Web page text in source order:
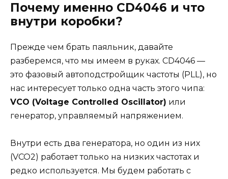
Почему именно CD4046 и что
внутри коробки?
Прежде чем брать паяльник, давайте
разберемся, что мы имеем в руках. CD4046 —
это фазовый автоподстройщик частоты (PLL), но
нас интересует только одна часть этого чипа:
VCO (Voltage Controlled Oscillator) или
генератор, управляемый напряжением.
Внутри есть два генератора, но один из них
(VCO2) работает только на низких частотах и
редко используется. Мы будем работать с